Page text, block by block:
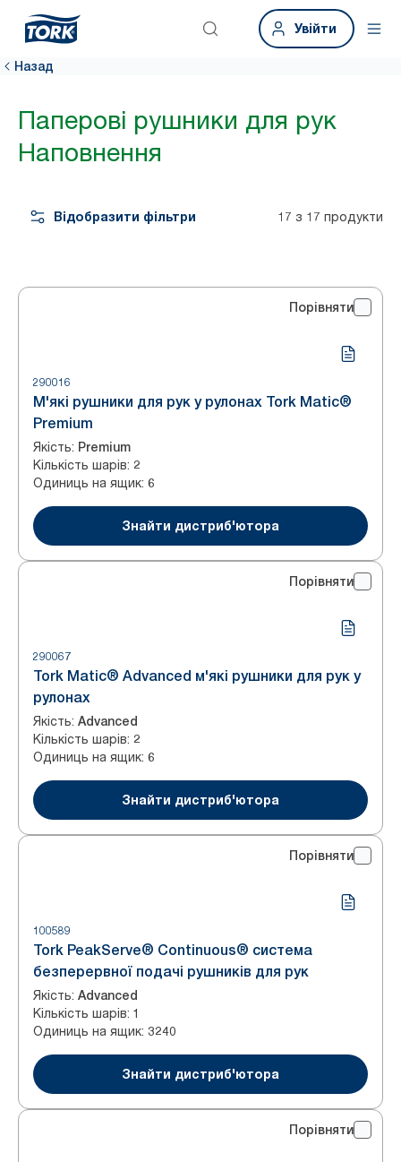
Увійти
Назад
Паперові рушники для рук
Наповнення
Відобразити фільтри 17 з 17 продукти
Порівняти
290016
М'які рушники для рук у рулонах Tork Matic®
Premium
Якість: Premium
Кількість шарів: 2
Одиниць на ящик: 6
Знайти дистриб'ютора
Порівняти
290067
Tork Matic® Advanced м'які рушники для рук у
рулонах
Якість: Advanced
Кількість шарів: 2
Одиниць на ящик: 6
Знайти дистриб'ютора
Порівняти
100589
Tork PeakServe® Continuous® система
безперервної подачі рушників для рук
Якість: Advanced
Кількість шарів: 1
Одиниць на ящик: 3240
Знайти дистриб'ютора
Порівняти